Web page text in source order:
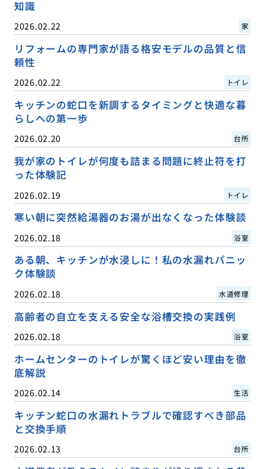
知識
2026.02.22 家
リフォームの専門家が語る格安モデルの品質と信
頼性
2026.02.22 トイレ
キッチンの蛇口を新調するタイミングと快適な暮
らしへの第一歩
2026.02.20 台所
我が家のトイレが何度も詰まる問題に終止符を打
った体験記
2026.02.19 トイレ
寒い朝に突然給湯器のお湯が出なくなった体験談
2026.02.18 浴室
ある朝、キッチンが水浸しに！私の水漏れパニッ
ク体験談
2026.02.18 水道修理
高齢者の自立を支える安全な浴槽交換の実践例
2026.02.18 浴室
ホームセンターのトイレが驚くほど安い理由を徹
底解説
2026.02.14 生活
キッチン蛇口の水漏れトラブルで確認すべき部品
と交換手順
2026.02.13 台所